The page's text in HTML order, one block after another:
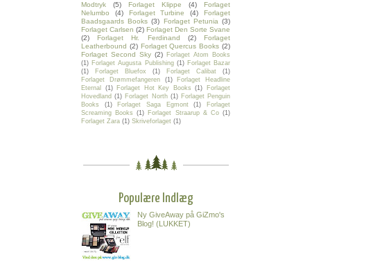
Modtryk
(5) Forlaget Klippe (4)
Forlaget
Nelumbo
(4) Forlaget Turbine (4)
Forlaget
Baadsgaards Books (3) Forlaget Petunia (3)
Forlaget Carlsen (2) Forlaget Den Sorte Svane
(2)
Forlaget Hr. Ferdinand (2)
Forlaget
Leatherbound (2) Forlaget Quercus Books (2)
Forlaget Second Sky (2) Forlaget Atom Books
(1) Forlaget Augusta Publishing (1) Forlaget Bazar
(1)
Forlaget Bluefox (1) Forlaget Calibat
(1)
Forlaget Drømmefangeren
(1)
Forlaget Headline
Eternal
(1) Forlaget Hot Key Books (1)
Forlaget
Hovedland (1) Forlaget North (1) Forlaget Penguin
Books
(1) Forlaget Saga Egmont (1)
Forlaget
Screaming Books
(1) Forlaget Straarup & Co (1)
Forlaget Zara (1) Skriveforlaget (1)
Populære Indlæg
Ny GiveAway på GiZmo's
Blog! (LUKKET)